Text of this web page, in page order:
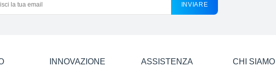
INVIARE
INNOVAZIONE ASSISTENZA CHI SIAMO